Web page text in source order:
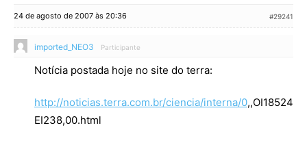
24 de agosto de 2007 às 20:36 #29241
imported_NEO3 Participante
Notícia postada hoje no site do terra:
http://noticias.terra.com.br/ciencia/interna/0
EI238,00.html